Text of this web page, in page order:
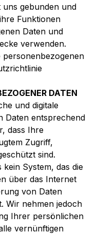
uns gebunden und
Funktionen
Daten und
verwenden.
personenbezogenen
DATEN
und digitale
Daten entsprechend
dass Ihre
Zugriff,
sind.
kein System, das die
über das Internet
von Daten
Wir nehmen jedoch
Ihrer persönlichen
vernünftigen